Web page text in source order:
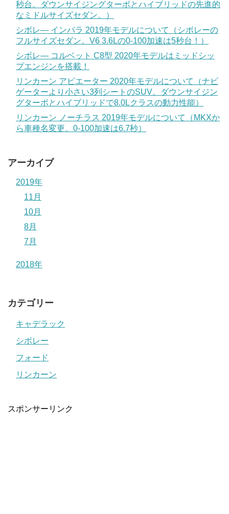
秒台。ダウンサイジングターボとハイブリッドの先進的
なミドルサイズセダン。）
シボレ― インパラ 2019年モデルについて（シボレーの
フルサイズセダン。V6 3.6Lの0-100加速は5秒台！）
シボレ― コルベット C8型 2020年モデルはミッドシッ
プエンジンを搭載！
リンカーン アビエーター 2020年モデルについて（ナビ
ゲーターより小さい3列シートのSUV。ダウンサイジン
グターボとハイブリッドで8.0Lクラスの動力性能）
リンカーン ノーチラス 2019年モデルについて（MKXか
ら車種名変更。0-100加速は6.7秒）
アーカイブ
2019年
11月
10月
8月
7月
2018年
カテゴリー
キャデラック
シボレー
フォード
リンカーン
スポンサーリンク